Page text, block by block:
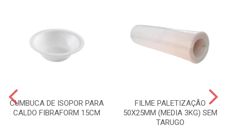
CUMBUCA DE ISOPOR PARA
CALDO FIBRAFORM 15CM
FILME PALETIZAÇÃO
50X25MM (MEDIA 3KG) SEM
TARUGO